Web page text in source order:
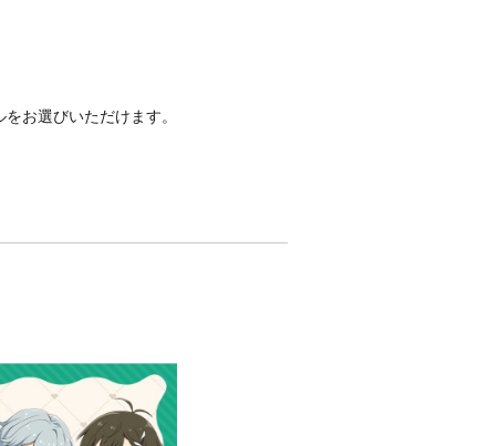
お選びいただけます。